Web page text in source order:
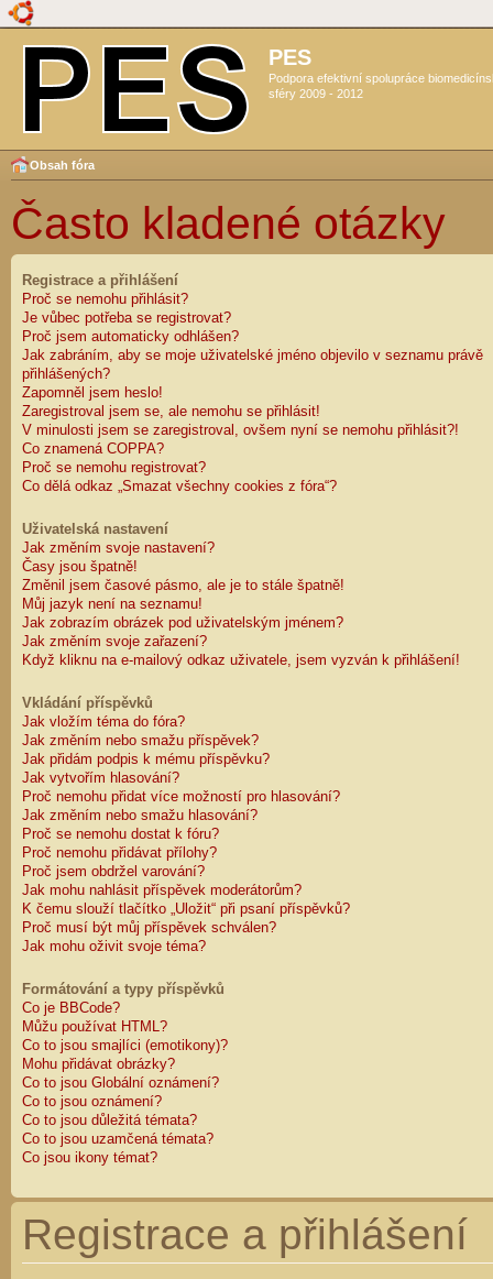
PES
Podpora efektivní spolupráce
sféry 2009 - 2012
Obsah fóra
Často kladené otázky
Registrace a přihlášení
Proč se nemohu přihlásit?
Je vůbec potřeba se registrovat?
Proč jsem automaticky odhlášen?
Jak zabráním, aby se moje uživatelské jméno objevilo v seznamu právě
přihlášených?
Zapomněl jsem heslo!
Zaregistroval jsem se, ale nemohu se přihlásit!
V minulosti jsem se zaregistroval, ovšem nyní se nemohu přihlásit?!
Co znamená COPPA?
Proč se nemohu registrovat?
Co dělá odkaz „Smazat všechny cookies z fóra“?
Uživatelská nastavení
Jak změním svoje nastavení?
Časy jsou špatně!
Změnil jsem časové pásmo, ale je to stále špatně!
Můj jazyk není na seznamu!
Jak zobrazím obrázek pod uživatelským jménem?
Jak změním svoje zařazení?
Když kliknu na e-mailový odkaz uživatele, jsem vyzván k přihlášení!
Vkládání příspěvků
Jak vložím téma do fóra?
Jak změním nebo smažu příspěvek?
Jak přidám podpis k mému příspěvku?
Jak vytvořím hlasování?
Proč nemohu přidat více možností pro hlasování?
Jak změním nebo smažu hlasování?
Proč se nemohu dostat k fóru?
Proč nemohu přidávat přílohy?
Proč jsem obdržel varování?
Jak mohu nahlásit příspěvek moderátorům?
K čemu slouží tlačítko „Uložit“ při psaní příspěvků?
Proč musí být můj příspěvek schválen?
Jak mohu oživit svoje téma?
Formátování a typy příspěvků
Co je BBCode?
Můžu používat HTML?
Co to jsou smajlíci (emotikony)?
Mohu přidávat obrázky?
Co to jsou Globální oznámení?
Co to jsou oznámení?
Co to jsou důležitá témata?
Co to jsou uzamčená témata?
Co jsou ikony témat?
Registrace a přihlášení